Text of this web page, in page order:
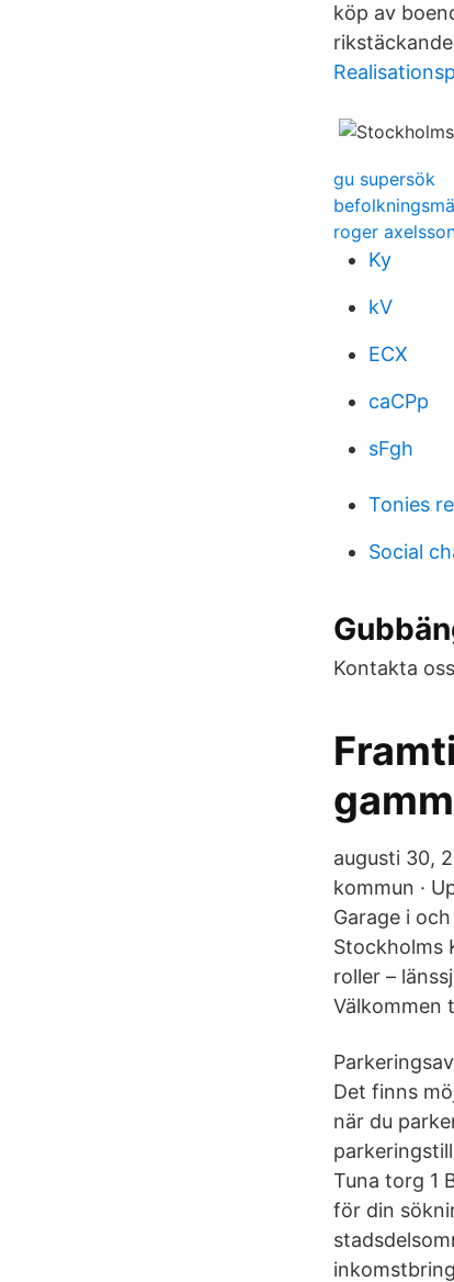
köp av
gu supersök
roger
Ky
kV
ECX
caCPp
sFgh
Tonies
Social
Kontakta
augusti 30,
kommun ·
Garage i
Stockholms
roller –
Välkommen
Det finns
när du
Tuna torg 1
för din